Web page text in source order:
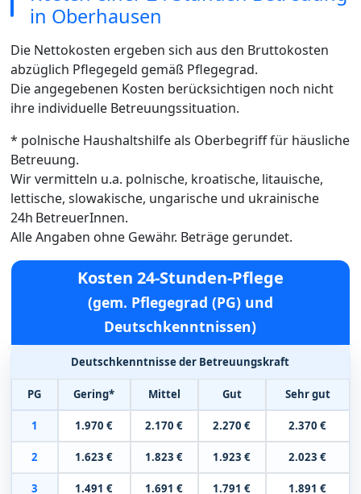
in Oberhausen
Die Nettokosten ergeben sich aus den Bruttokosten
abzüglich Pflegegeld gemäß Pflegegrad.
Die angegebenen Kosten berücksichtigen noch nicht
ihre individuelle Betreuungssituation.
* polnische Haushaltshilfe als Oberbegriff für häusliche
Betreuung.
Wir vermitteln u.a. polnische, kroatische, litauische,
lettische, slowakische, ungarische und ukrainische
24h BetreuerInnen.
Alle Angaben ohne Gewähr. Beträge gerundet.
Kosten 24-Stunden-Pflege
(gem. Pflegegrad (PG) und
Deutschkenntnissen)
Deutschkenntnisse der Betreuungskraft
PG Gering* Mittel Gut Sehr gut
1 1.970 € 2.170 € 2.270 € 2.370 €
2 1.623 € 1.823 € 1.923 € 2.023 €
3 1.491 € 1.691 € 1.791 € 1.891 €